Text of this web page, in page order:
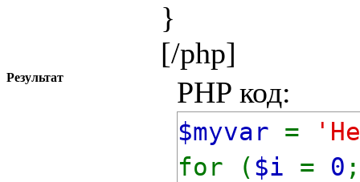
}
[/php]
Результат PHP код:
$myvar =
for ($i = 0